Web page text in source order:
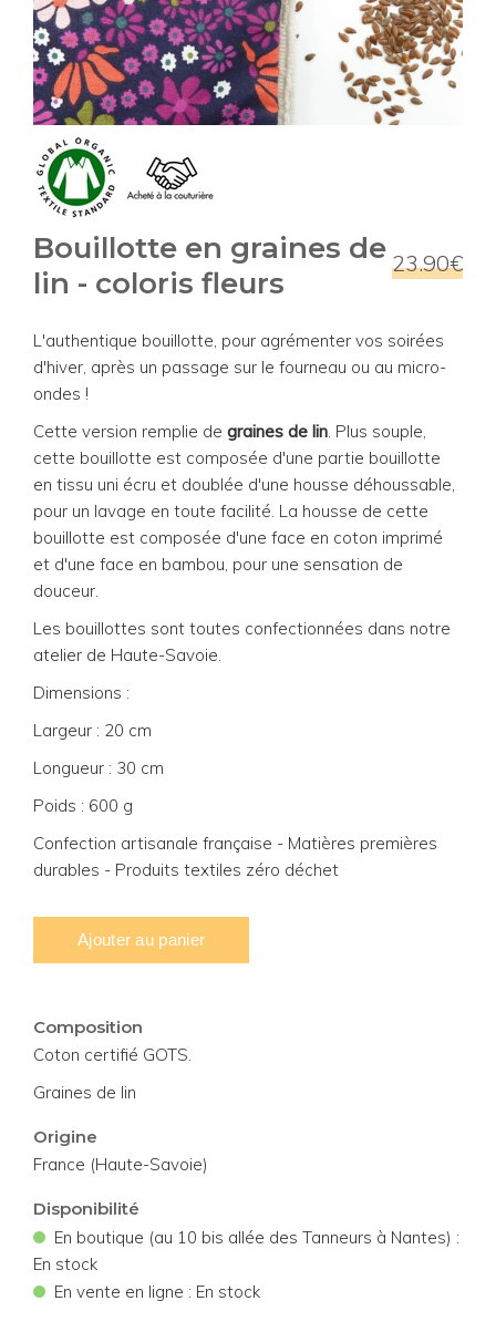
23.90€
Bouillotte en graines de
lin - coloris fleurs
L'authentique bouillotte, pour agrémenter vos soirées
d'hiver, après un passage sur le fourneau ou au micro-
ondes !
Cette version remplie de graines de lin. Plus souple,
cette bouillotte est composée d'une partie bouillotte
en tissu uni écru et doublée d'une housse déhoussable,
pour un lavage en toute facilité. La housse de cette
bouillotte est composée d'une face en coton imprimé
et d'une face en bambou, pour une sensation de
douceur.
Les bouillottes sont toutes confectionnées dans notre
atelier de Haute-Savoie.
Dimensions :
Largeur : 20 cm
Longueur : 30 cm
Poids : 600 g
Confection artisanale française - Matières premières
durables - Produits textiles zéro déchet
Composition
Coton certifié GOTS.
Graines de lin
Origine
France (Haute-Savoie)
Disponibilité
• En boutique (au 10 bis allée des Tanneurs à Nantes) :
En stock
• En vente en ligne : En stock